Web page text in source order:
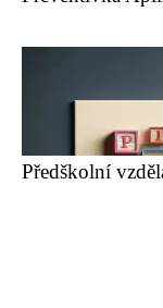
Předškolní